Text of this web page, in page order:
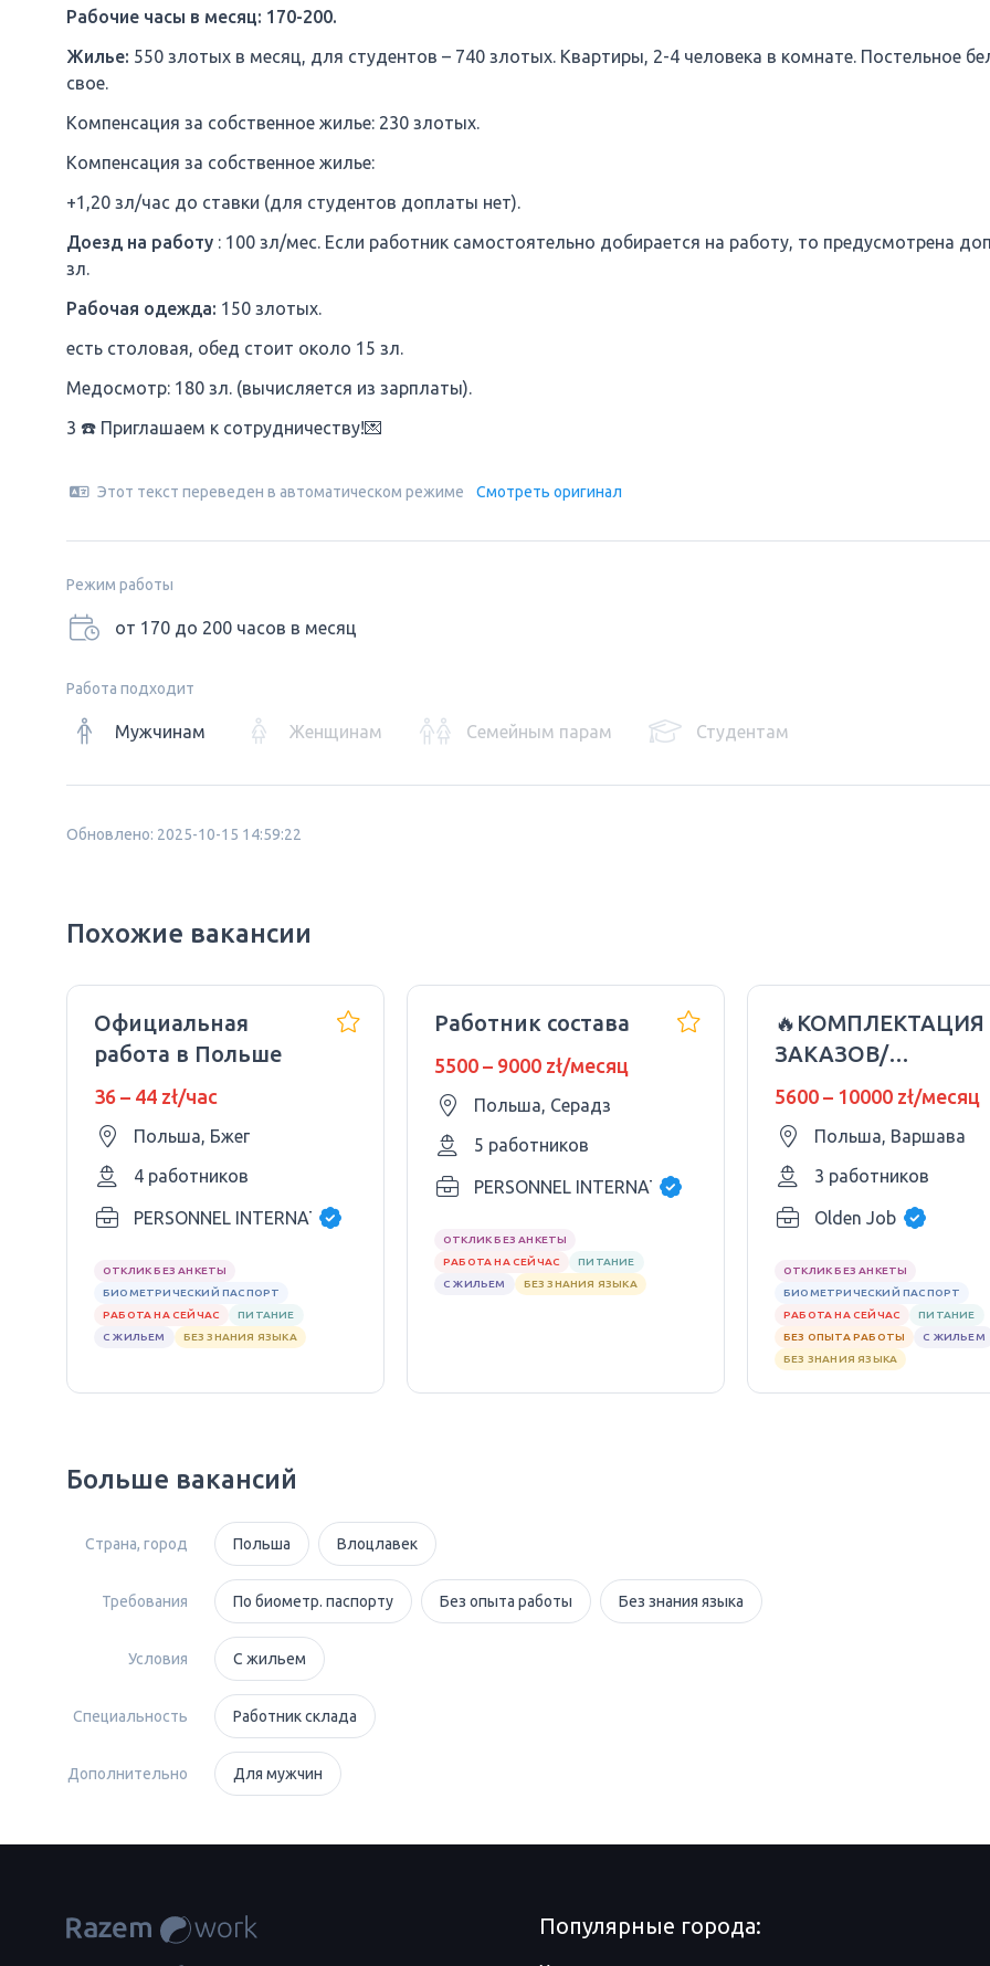
Рабочие часы в месяц: 170-200.
Жилье: 550 злотых в месяц, для студентов – 740 злотых. Квартиры, 2-4 человека в комнате. Постельное
свое.
Компенсация за собственное жилье: 230 злотых.
Компенсация за собственное жилье:
+1,20 зл/час до ставки (для студентов доплаты нет).
Доезд на работу : 100 зл/мес. Если работник самостоятельно добирается на работу, то предусмотрена
зл.
Рабочая одежда: 150 злотых.
есть столовая, обед стоит около 15 зл.
Медосмотр: 180 зл. (вычисляется из зарплаты).
3 ☎️ Приглашаем к сотрудничеству!💌
Этот текст переведен в автоматическом режиме Смотреть оригинал
Режим работы
от 170 до 200 часов в месяц
Работа подходит
Мужчинам Женщинам Семейным парам Студентам
Обновлено: 2025-10-15 14:59:22
Похожие вакансии
Официальная
работа в Польше
36 – 44 zł/час
Польша, Бжег
4 работников
PERSONNEL INTERNATIONAL BPO SPÓŁKA Z OGR
ОТКЛИК БЕЗ АНКЕТЫ
БИОМЕТРИЧЕСКИЙ ПАСПОРТ
РАБОТА НА СЕЙЧАС
ПИТАНИЕ
С ЖИЛЬЕМ
БЕЗ ЗНАНИЯ ЯЗЫКА
Работник состава
5500 – 9000 zł/месяц
Польша, Серадз
5 работников
PERSONNEL INTERNATIONAL BPO SPÓŁKA Z OGR
ОТКЛИК БЕЗ АНКЕТЫ
РАБОТА НА СЕЙЧАС
ПИТАНИЕ
С ЖИЛЬЕМ
БЕЗ ЗНАНИЯ ЯЗЫКА
🔥КОМПЛЕКТАЦИЯ
ЗАКАЗОВ/
СТАБИЛЬНО ПО 8-
5600 – 10000 zł/месяц
Польша, Варшава
3 работников
Olden Job
ОТКЛИК БЕЗ АНКЕТЫ
БИОМЕТРИЧЕСКИЙ ПАСПОРТ
РАБОТА НА СЕЙЧАС
ПИТАНИЕ
БЕЗ ОПЫТА РАБОТЫ
С ЖИЛЬЕМ
БЕЗ ЗНАНИЯ ЯЗЫКА
Больше вакансий
Страна, город Польша Влоцлавек
Требования По биометр. паспорту Без опыта работы Без знания языка
Условия С жильем
Специальность Работник склада
Дополнительно Для мужчин
Популярные города: